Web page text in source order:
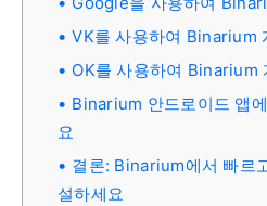
VK를 사용하여 Binarium
OK를 사용하여 Binarium
Binarium 안드로이드 앱
요
결론: Binarium에서 빠르
설하세요